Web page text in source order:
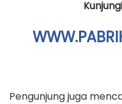
Pengunjung juga